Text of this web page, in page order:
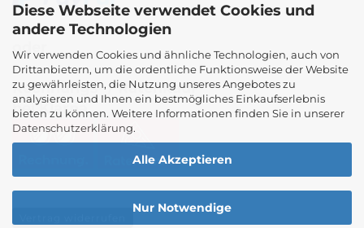
Diese Webseite verwendet Cookies und
andere Technologien
Wir verwenden Cookies und ähnliche Technologien, auch von
Drittanbietern, um die ordentliche Funktionsweise der Website
zu gewährleisten, die Nutzung unseres Angebotes zu
analysieren und Ihnen ein bestmögliches Einkaufserlebnis
bieten zu können. Weitere Informationen finden Sie in unserer
Datenschutzerklärung.
Alle Akzeptieren
Nur Notwendige
oder
Rechnungs- / Ratenkauf
bei Klarna